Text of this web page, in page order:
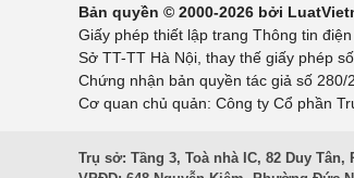
Bản quyền © 2000-2026 bởi
Giấy phép thiết lập trang Thông tin
Sở TT-TT Hà Nội, thay thế giấy phép
Chứng nhận bản quyền tác giả số
Cơ quan chủ quản: Công ty Cổ phần
Trụ sở: Tầng 3, Toà nhà IC, 82 Duy Tân,